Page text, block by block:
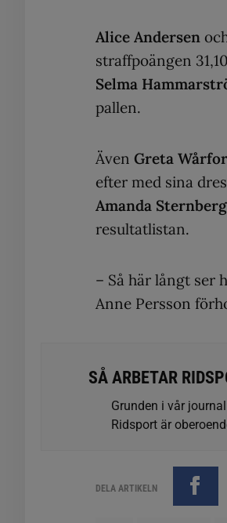
Alice Andersen
straffpoängen
Selma
pallen.
Även Greta
efter med sina
Amanda
resultatlistan.
– Så här långt ser
Anne Persson
SÅ ARBETAR
Grunden i vår
Ridsport är
DELA ARTIKELN